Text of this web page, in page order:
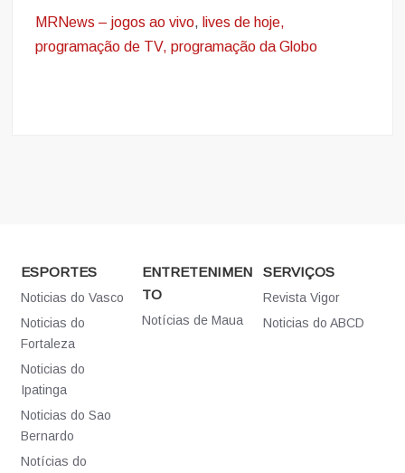
MRNews – jogos ao vivo, lives de hoje,
programação de TV, programação da Globo
ESPORTES
Noticias do Vasco
Noticias do
Fortaleza
Noticias do
Ipatinga
Noticias do Sao
Bernardo
Notícias do
ENTRETENIMEN
TO
Notícias de Maua
SERVIÇOS
Revista Vigor
Noticias do ABCD